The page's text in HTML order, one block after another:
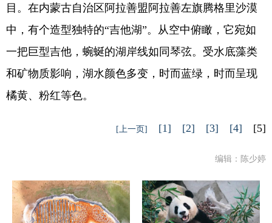
目。在内蒙古自治区阿拉善盟阿拉善左旗腾格里沙漠
中，有个造型独特的“吉他湖”。从空中俯瞰，它宛如
一把巨型吉他，蜿蜒的湖岸线如同琴弦。受水底藻类
和矿物质影响，湖水颜色多变，时而蓝绿，时而呈现
橘黄、粉红等色。
[上一页] [1] [2] [3] [4] [5]
编辑：陈少婷